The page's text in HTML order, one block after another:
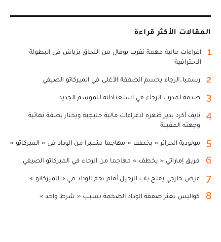
المقالات الأكثر قراءة
1
اغراءات مالية مهمة تقرب بوفال من اللحاق بزياش في البطولة
الاحترافية
2 رسميا..الرجاء يحسم الصفقة الأغلى في الميركاتو الصيفي
3 صدمة لمدرب الرجاء في استعداداته للموسم الجديد
4
نايف أكرد يدير ظهره لاغراءات مالية خليجية ويختار بصفة نهائية
وجهته المقبلة
5 مولودية الجزائر « يخطف » مهاجما متميزا من الوداد في « الميركاتو »
6 فريق إماراتي « يخطف » مهاجما من الرجاء في الميركاتو الصيفي
7 عرض خارجي يفتح باب الرحيل أمام نجم الوداد في « الميركاتو »
8 كواليس تعثر صفقة الوداد الضخمة بسبب « شرط واحد »